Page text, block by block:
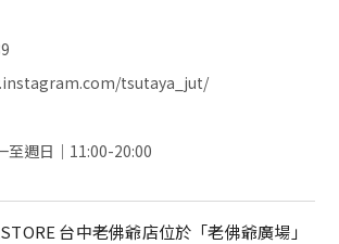
tsutaya_jut/
至週日｜11:00-20:00
台中老佛爺店位於「老佛爺廣場」